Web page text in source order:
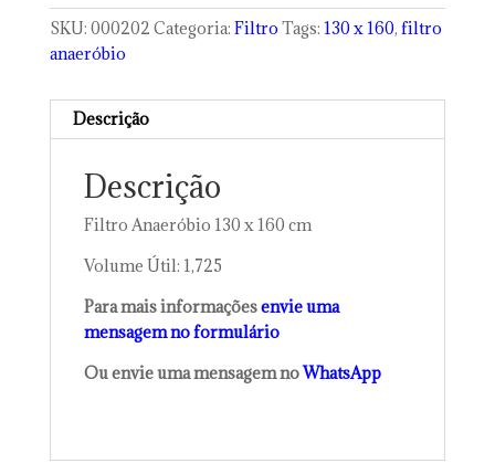
SKU: 000202 Categoria: Filtro Tags: 130 x 160, filtro
anaeróbio
Descrição
Descrição
Filtro Anaeróbio 130 x 160 cm
Volume Útil: 1,725
Para mais informaçõesenvie uma
mensagem no formulário
Ou envie uma mensagem noWhatsApp